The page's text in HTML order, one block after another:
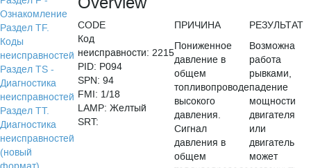
Ознакомление
Раздел TF.
Коды
неисправностей
Раздел TS -
Диагностика
неисправностей
Раздел TТ.
Диагностика
неисправностей
(новый
CODE ПРИЧИНА
РЕЗУЛЬТАТ
Код
неисправности: 2215
PID: P094
SPN: 94
FMI: 1/18
LAMP: Желтый
SRT:
Пониженное
давление в
общем
топливопроводе
высокого
давления.
Сигнал
давления в
общем
Возможна
работа
рывками,
падение
мощности
двигателя
или
двигатель
может